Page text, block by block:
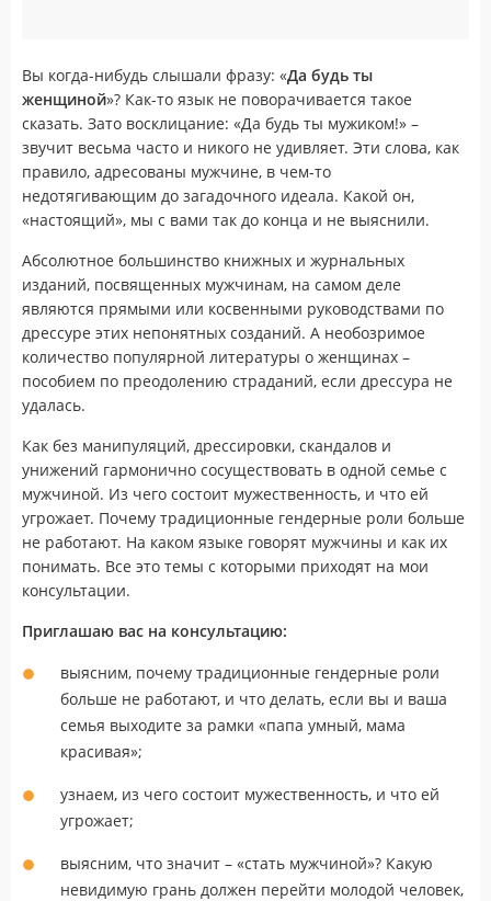
Вы когда-нибудь слышали фразу: «Да будь ты
женщиной»? Как-то язык не поворачивается такое
сказать. Зато восклицание: «Да будь ты мужиком!» –
звучит весьма часто и никого не удивляет. Эти слова, как
правило, адресованы мужчине, в чем-то
недотягивающим до загадочного идеала. Какой он,
«настоящий», мы с вами так до конца и не выяснили.
Абсолютное большинство книжных и журнальных
изданий, посвященных мужчинам, на самом деле
являются прямыми или косвенными руководствами по
дрессуре этих непонятных созданий. А необозримое
количество популярной литературы о женщинах –
пособием по преодолению страданий, если дрессура не
удалась.
Как без манипуляций, дрессировки, скандалов и
унижений гармонично сосуществовать в одной семье с
мужчиной. Из чего состоит мужественность, и что ей
угрожает. Почему традиционные гендерные роли больше
не работают. На каком языке говорят мужчины и как их
понимать. Все это темы с которыми приходят на мои
консультации.
Приглашаю вас на консультацию:
выясним, почему традиционные гендерные роли
больше не работают, и что делать, если вы и ваша
семья выходите за рамки «папа умный, мама
красивая»;
узнаем, из чего состоит мужественность, и что ей
угрожает;
выясним, что значит – «стать мужчиной»? Какую
невидимую грань должен перейти молодой человек,